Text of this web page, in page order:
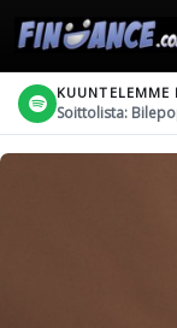
KUUNTELEMME
Soittolista: